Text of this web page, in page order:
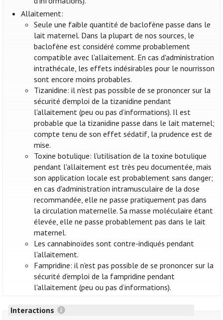
Allaitement:
Seule une faible quantité de baclofène passe dans le
lait maternel. Dans la plupart de nos sources, le
baclofène est considéré comme probablement
compatible avec l'allaitement. En cas d'administration
intrathécale, les effets indésirables pour le nourrisson
sont encore moins probables.
Tizanidine: il n'est pas possible de se prononcer sur la
sécurité d’emploi de la tizanidine pendant
l'allaitement (peu ou pas d’informations). Il est
probable que la tizanidine passe dans le lait maternel;
compte tenu de son effet sédatif, la prudence est de
mise.
Toxine botulique: l'utilisation de la toxine botulique
pendant l'allaitement est très peu documentée, mais
son application locale est probablement sans danger;
en cas d'administration intramusculaire de la dose
recommandée, elle ne passe pratiquement pas dans
la circulation maternelle. Sa masse moléculaire étant
élevée, elle ne passe probablement pas dans le lait
maternel.
Les cannabinoïdes sont contre-indiqués pendant
l'allaitement.
Fampridine: il n'est pas possible de se prononcer sur la
sécurité d’emploi de la fampridine pendant
l'allaitement (peu ou pas d’informations).
Interactions